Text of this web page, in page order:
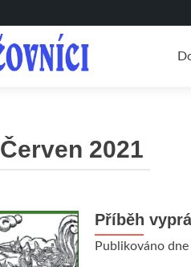
k
Červen 2021
Příběh
Publikováno dne